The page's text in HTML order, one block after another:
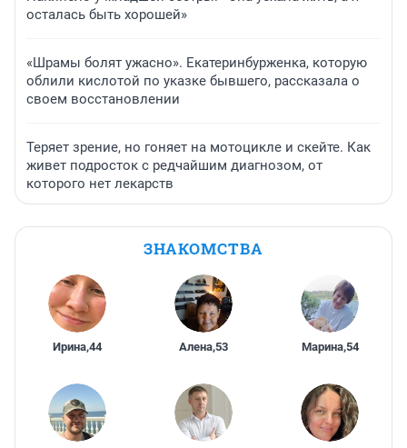
осталась быть хорошей»
«Шрамы болят ужасно». Екатеринбурженка, которую
облили кислотой по указке бывшего, рассказала о
своем восстановлении
Теряет зрение, но гоняет на мотоцикле и скейте. Как
живет подросток с редчайшим диагнозом, от
которого нет лекарств
ЗНАКОМСТВА
Ирина,44 Алена,53 Марина,54